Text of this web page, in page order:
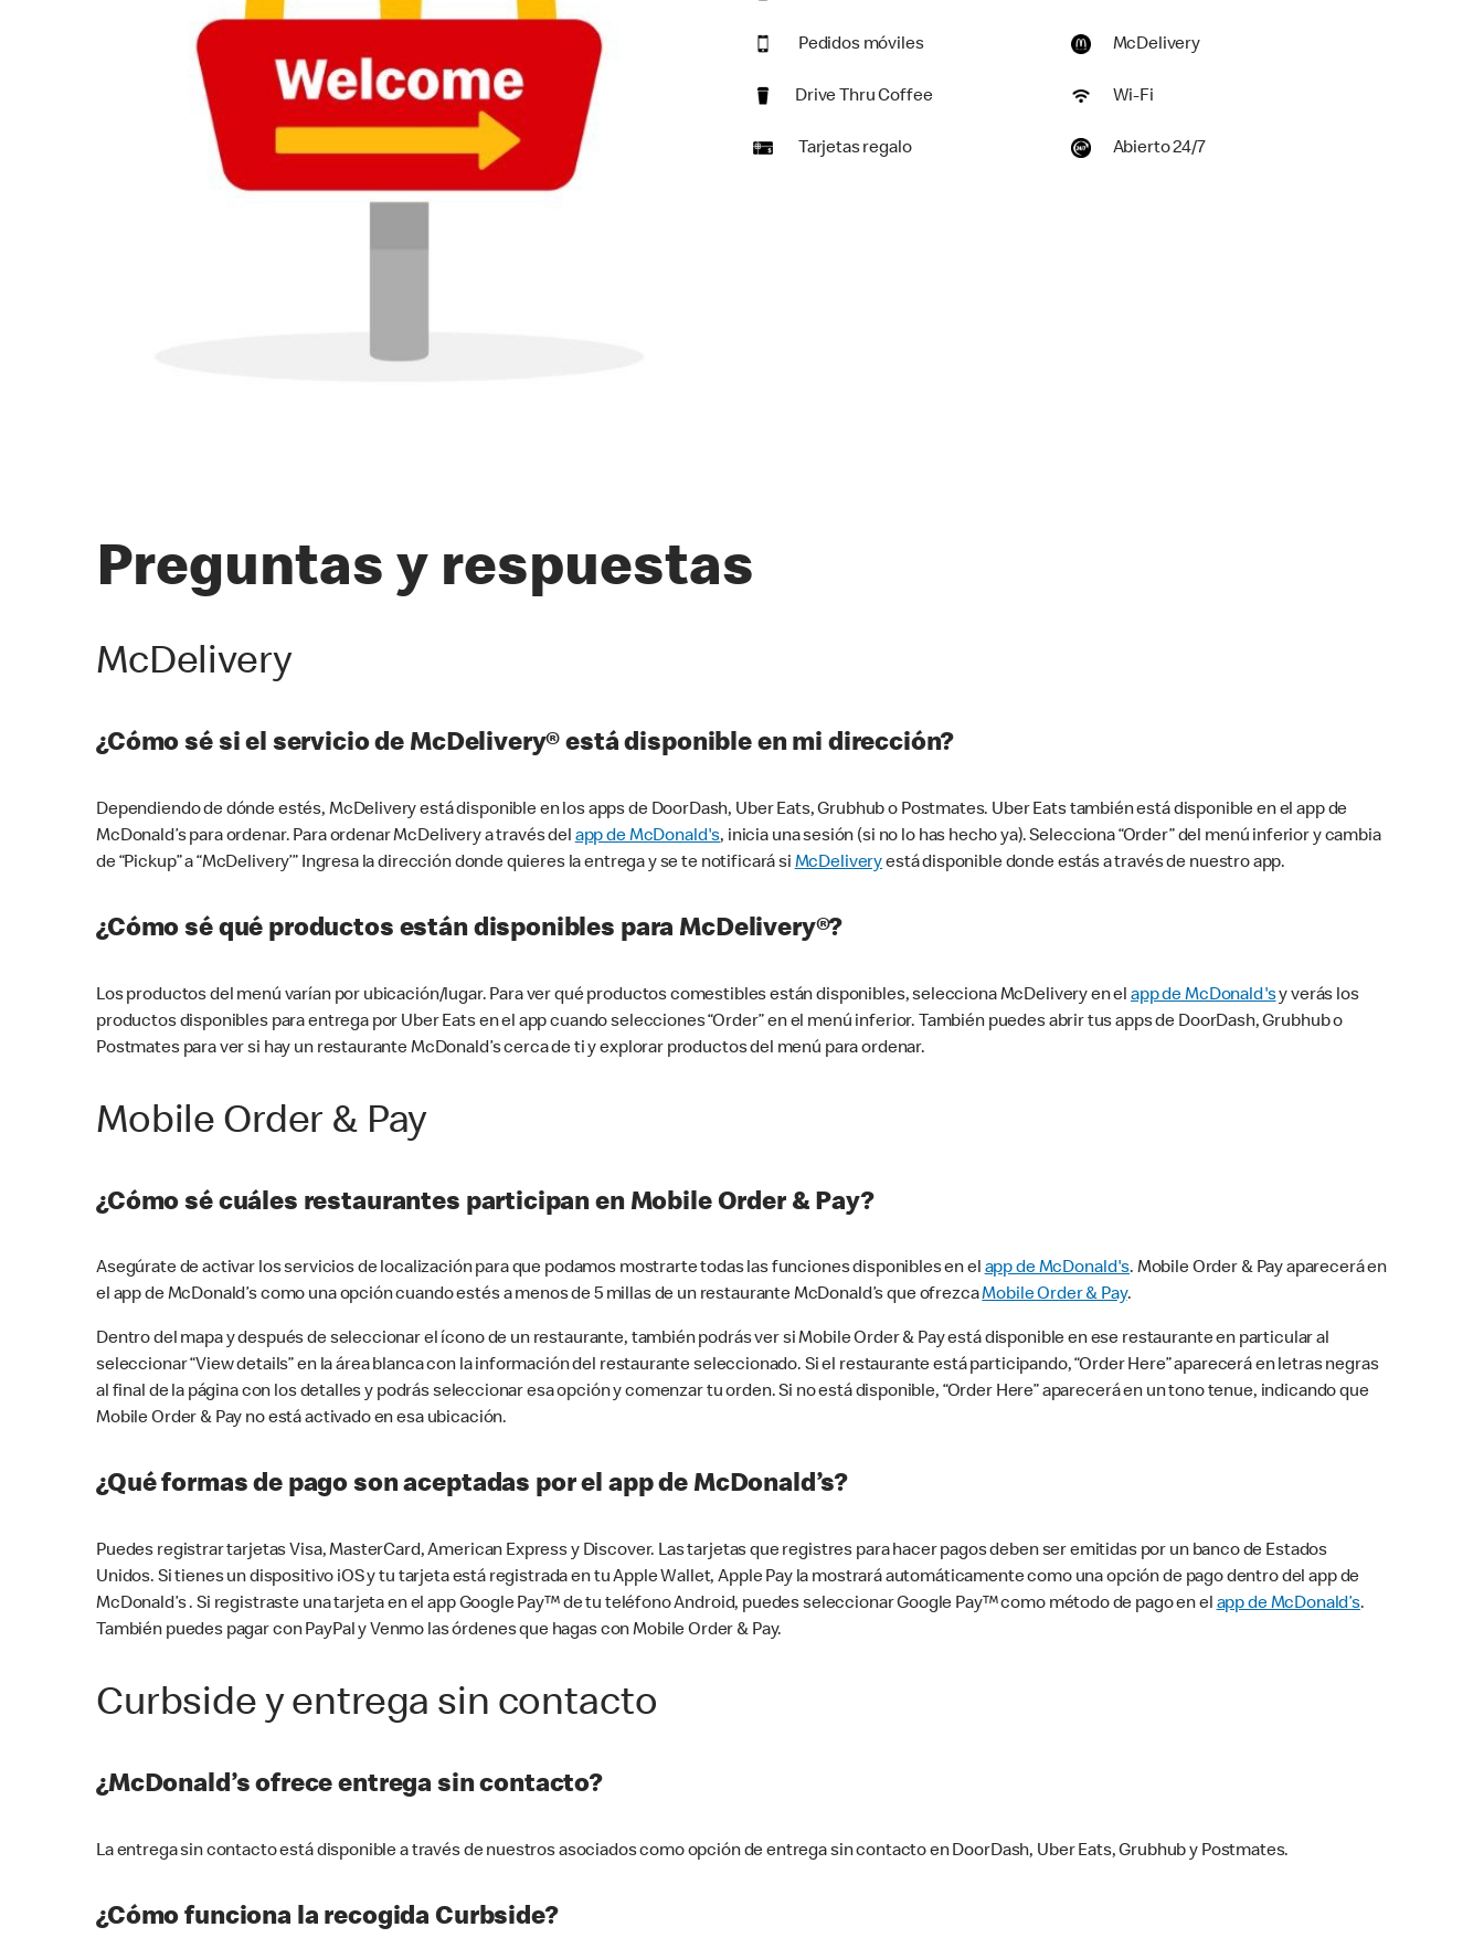
Pedidos móviles McDelivery
Drive Thru Coffee Wi-Fi
Tarjetas regalo Abierto 24/7
Preguntas y respuestas
McDelivery
¿Cómo sé si el servicio de McDelivery® está disponible en mi dirección?
Dependiendo de dónde estés, McDelivery está disponible en los apps de DoorDash, Uber Eats, Grubhub o Postmates. Uber Eats también está disponible en el app de
McDonald’s para ordenar. Para ordenar McDelivery a través del app de McDonald's, inicia una sesión (si no lo has hecho ya). Selecciona “Order” del menú inferior y cambia
de “Pickup” a “McDelivery’” Ingresa la dirección donde quieres la entrega y se te notificará si McDeliveryestá disponible donde estás a través de nuestro app.
¿Cómo sé qué productos están disponibles para McDelivery®?
Los productos del menú varían por ubicación/lugar. Para ver qué productos comestibles están disponibles, selecciona McDelivery en elapp de McDonald'sy verás los
productos disponibles para entrega por Uber Eats en el app cuando selecciones “Order” en el menú inferior. También puedes abrir tus apps de DoorDash, Grubhub o
Postmates para ver si hay un restaurante McDonald’s cerca de ti y explorar productos del menú para ordenar.
Mobile Order & Pay
¿Cómo sé cuáles restaurantes participan en Mobile Order & Pay?
Asegúrate de activar los servicios de localización para que podamos mostrarte todas las funciones disponibles en elapp de McDonald's. Mobile Order & Pay aparecerá en
el app de McDonald’s como una opción cuando estés a menos de 5 millas de un restaurante McDonald’s que ofrezcaMobile Order & Pay.
Dentro del mapa y después de seleccionar el ícono de un restaurante, también podrás ver si Mobile Order & Pay está disponible en ese restaurante en particular al
seleccionar “View details” en la área blanca con la información del restaurante seleccionado. Si el restaurante está participando, “Order Here” aparecerá en letras negras
al final de la página con los detalles y podrás seleccionar esa opción y comenzar tu orden. Si no está disponible, “Order Here” aparecerá en un tono tenue, indicando que
Mobile Order & Pay no está activado en esa ubicación.
¿Qué formas de pago son aceptadas por el app de McDonald’s?
Puedes registrar tarjetas Visa, MasterCard, American Express y Discover. Las tarjetas que registres para hacer pagos deben ser emitidas por un banco de Estados
Unidos. Si tienes un dispositivo iOS y tu tarjeta está registrada en tu Apple Wallet, Apple Pay la mostrará automáticamente como una opción de pago dentro del app de
McDonald’s . Si registraste una tarjeta en el app Google Pay™ de tu teléfono Android, puedes seleccionar Google Pay™ como método de pago en elapp de McDonald’s.
También puedes pagar con PayPal y Venmo las órdenes que hagas con Mobile Order & Pay.
Curbside y entrega sin contacto
¿McDonald’s ofrece entrega sin contacto?
La entrega sin contacto está disponible a través de nuestros asociados como opción de entrega sin contacto en DoorDash, Uber Eats, Grubhub y Postmates.
¿Cómo funciona la recogida Curbside?